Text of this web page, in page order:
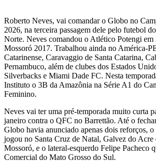
Roberto Neves, vai comandar o Globo no
2026, na terceira passagem dele pelo futebol
Norte. Neves comandou o Atlético Potengi em
Mossoró 2017. Trabalhou ainda no América-
Catarinense, Caravaggio de Santa Catarina,
Pernambuco, além de clubes dos Estados
Silverbacks e Miami Dade FC. Nesta
Instituto o 3B da Amazônia na Série A1 do
Feminino.
Neves vai ter uma pré-temporada muito curta
janeiro contra o QFC no Barrettão. Até o
Globo havia anunciado apenas dois reforços,
jogou no Santa Cruz de Natal, Galvez do Acre
Mossoró, e o lateral-esquerdo Felipe Pacheco
Comercial do Mato Grosso do Sul.